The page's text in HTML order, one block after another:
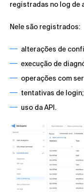
registradas no log de
Nele são registrados:
alterações de
execução de
operações com
tentativas de login;
uso da API.